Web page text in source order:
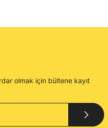
olmak için bültene kayıt